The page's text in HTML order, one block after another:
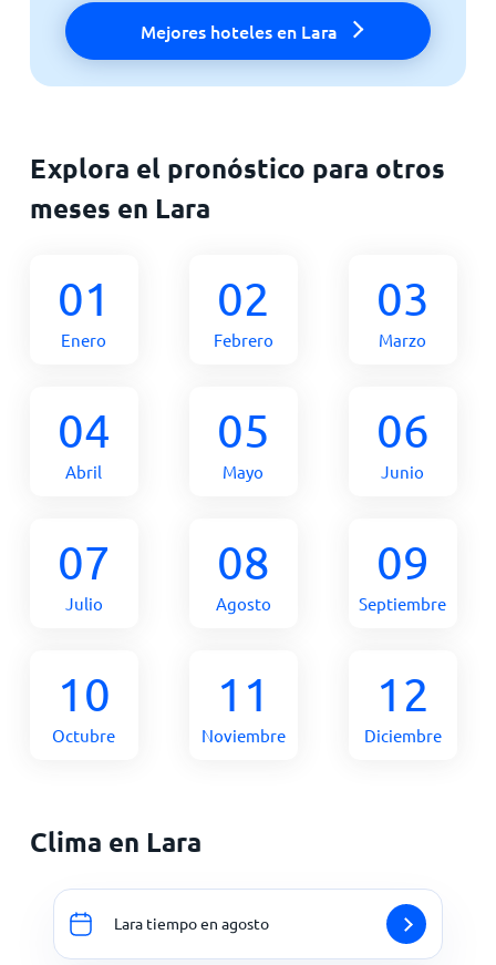
Mejores hoteles en Lara
Explora el pronóstico para otros
meses en Lara
01
Enero
02
Febrero
03
Marzo
04
Abril
05
Mayo
06
Junio
07
Julio
08
Agosto
09
Septiembre
10
Octubre
11
Noviembre
12
Diciembre
Clima en Lara
Lara tiempo en agosto